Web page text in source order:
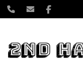
Gå
til